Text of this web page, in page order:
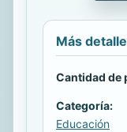
Más
Cantidad de
Categoría:
Educación